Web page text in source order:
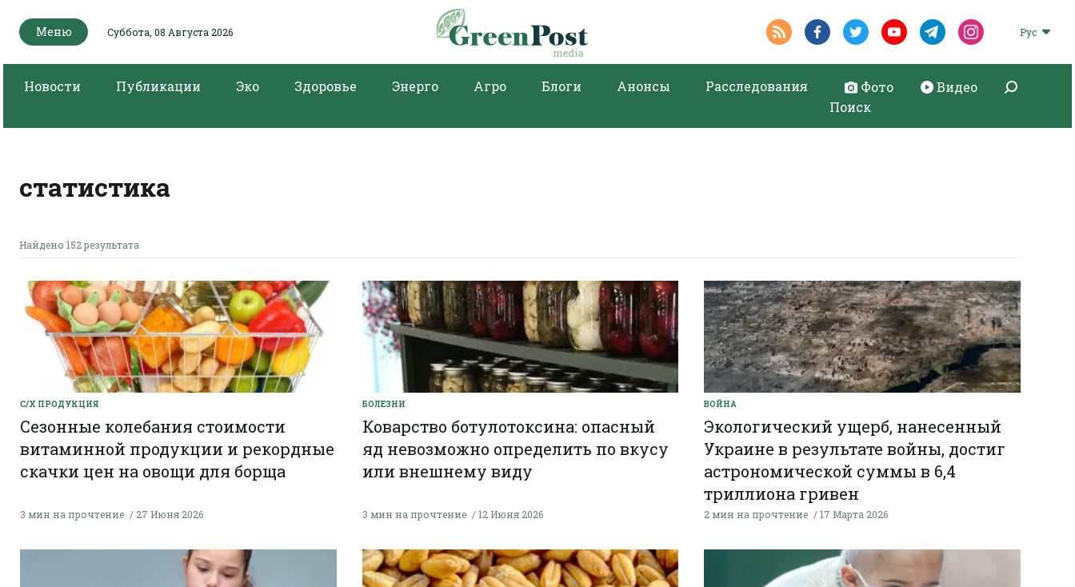
Меню Суббота, 08 Августа 2026 Рус
Новости Публикации Эко Здоровье Энерго Агро Блоги Анонсы Расследования Фото
Видео
Поиск
статистика
Найдено 152 результата
С/Х ПРОДУКЦИЯ
Сезонные колебания стоимости
витаминной продукции и рекордные
скачки цен на овощи для борща
3 мин на прочтение 27 Июня 2026
БОЛЕЗНИ
Коварство ботулотоксина: опасный
яд невозможно определить по вкусу
или внешнему виду
3 мин на прочтение 12 Июня 2026
ВОЙНА
Экологический ущерб, нанесенный
Украине в результате войны, достиг
астрономической суммы в 6,4
триллиона гривен
2 мин на прочтение 17 Марта 2026